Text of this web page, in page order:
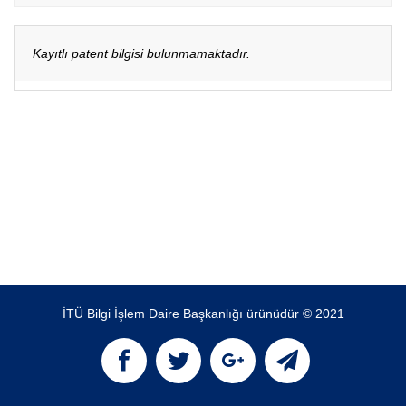
Kayıtlı patent bilgisi bulunmamaktadır.
İTÜ Bilgi İşlem Daire Başkanlığı ürünüdür © 2021